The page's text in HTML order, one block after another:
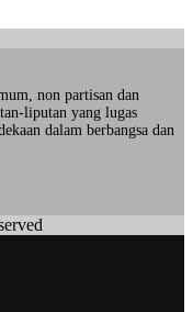
non partisan dan
liputan yang lugas
dalam berbangsa dan